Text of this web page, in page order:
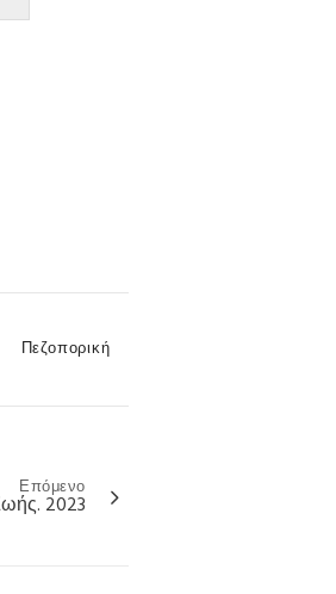
Categories
Πεζοπορική
Επόμενο
2023